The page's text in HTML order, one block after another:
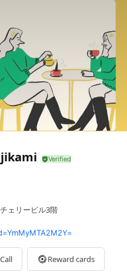
ェリービル3階
Call Reward cards